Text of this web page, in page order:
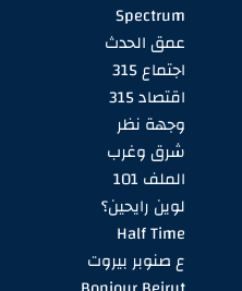
Spectrum
عمق الحدث
اجتماع 315
اقتصاد 315
وجهة نظر
شرق وغرب
الملف 101
لوين رايحين؟
Half Time
ع صنوبر بيروت